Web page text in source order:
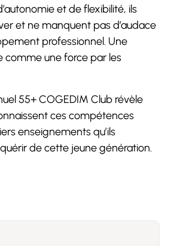
et de flexibilité, ils
et ne manquent pas d’audace
professionnel. Une
comme une force par les
55+ COGEDIM Club révèle
ces compétences
enseignements qu’ils
de cette jeune génération.